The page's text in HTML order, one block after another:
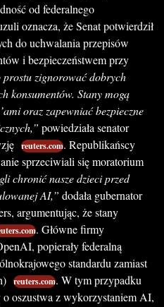
od federalnego
oznacza, że Senat potwierdził
do uchwalania przepisów
i bezpieczeństwem przy
prostu zignorować dobrych
konsumentów. Stany mogą
oraz zapewniać bezpieczne
powiedziała senator
reuters.com. Republikańscy
sprzeciwiali się moratorium
chronić nasze dzieci przed
AI,” dodała gubernator
argumentując, że stany
. Główne firmy
popierały federalną
standardu zamiast
reuters.com. W tym przypadku
oszustwa z wykorzystaniem AI,